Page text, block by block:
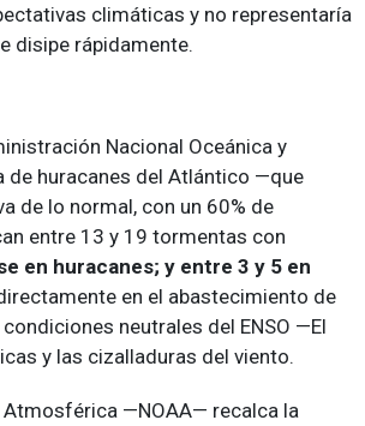
climáticas y no representaría
disipe rápidamente.
Nacional Oceánica y
huracanes del Atlántico —que
de lo normal, con un 60% de
entre 13 y 19 tormentas con
en huracanes; y entre 3 y 5 en
en el abastecimiento de
neutrales del ENSO —El
y las cizalladuras del viento.
Atmosférica —NOAA— recalca la